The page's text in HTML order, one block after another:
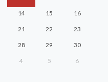
14 15 16
21 22 23
28 29 30
4 5 6